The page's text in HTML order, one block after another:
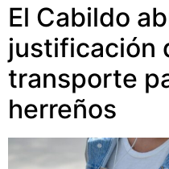
El Cabildo
justificación
transporte
herreños